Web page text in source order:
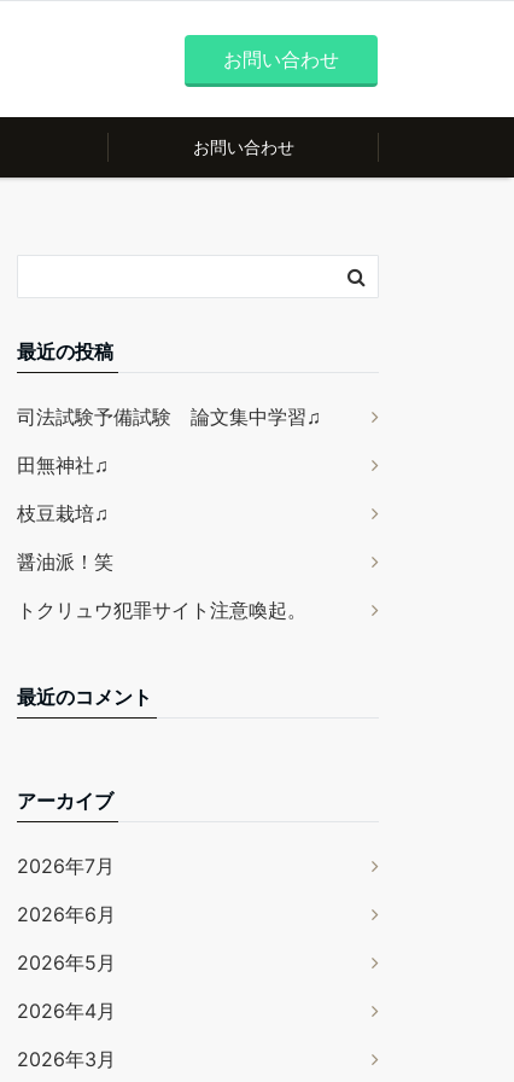
お問い合わせ
お問い合わせ
最近の投稿
司法試験予備試験 論文集中学習♫
田無神社♫
枝豆栽培♫
醤油派！笑
トクリュウ犯罪サイト注意喚起。
最近のコメント
アーカイブ
2026年7月
2026年6月
2026年5月
2026年4月
2026年3月